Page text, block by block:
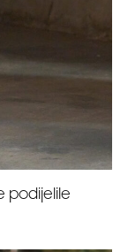
podijelile